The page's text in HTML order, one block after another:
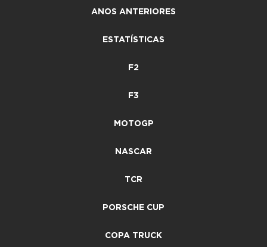
ANOS ANTERIORES
ESTATÍSTICAS
F2
F3
MOTOGP
NASCAR
TCR
PORSCHE CUP
COPA TRUCK